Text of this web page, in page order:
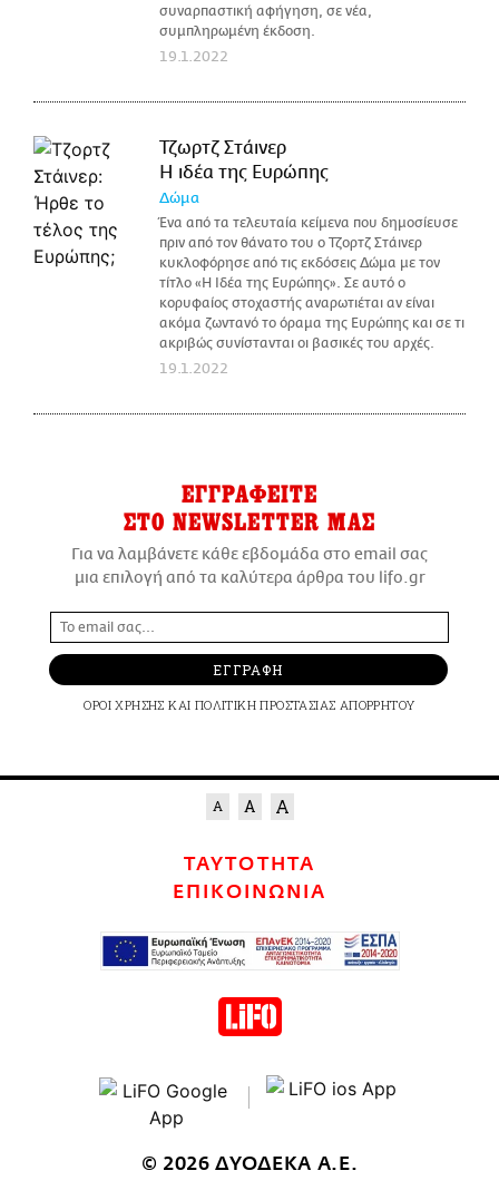
συναρπαστική αφήγηση, σε νέα,
συμπληρωμένη έκδοση.
19.1.2022
Τζωρτζ Στάινερ
H ιδέα της Ευρώπης
Δώμα
Ένα από τα τελευταία κείμενα που δημοσίευσε
πριν από τον θάνατο του ο Τζορτζ Στάινερ
κυκλοφόρησε από τις εκδόσεις Δώμα με τον
τίτλο «Η Ιδέα της Ευρώπης». Σε αυτό ο
κορυφαίος στοχαστής αναρωτιέται αν είναι
ακόμα ζωντανό το όραμα της Ευρώπης και σε τι
ακριβώς συνίστανται οι βασικές του αρχές.
19.1.2022
ΕΓΓΡΑΦΕΙΤΕ
ΣΤΟ NEWSLETTER ΜΑΣ
Για να λαμβάνετε κάθε εβδομάδα στο email σας
μια επιλογή από τα καλύτερα άρθρα του lifo.gr
ΕΓΓΡΑΦΗ
ΟΡΟΙ ΧΡΗΣΗΣ ΚΑΙ ΠΟΛΙΤΙΚΗ ΠΡΟΣΤΑΣΙΑΣ ΑΠΟΡΡΗΤΟΥ
ΤΑΥΤΟΤΗΤΑ
ΕΠΙΚΟΙΝΩΝΙΑ
© 2026 ΔΥΟΔΕΚΑ Α.Ε.